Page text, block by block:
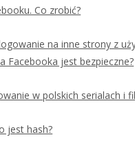
Co zrobić?
na inne strony z
Facebooka jest bezpieczne?
w polskich serialach i
jest hash?